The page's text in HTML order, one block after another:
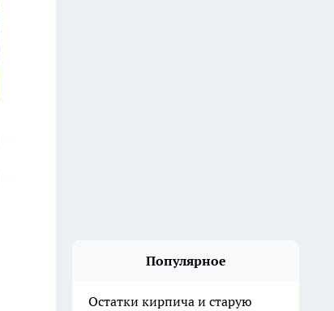
Популярное
Остатки кирпича и старую